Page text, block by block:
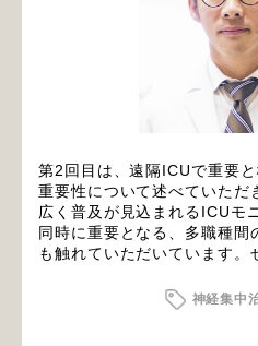
第2回目は、遠隔ICUで重要
重要性について述べていただ
広く普及が見込まれるICUモ
同時に重要となる、多職種間
も触れていただいています。
神経集中